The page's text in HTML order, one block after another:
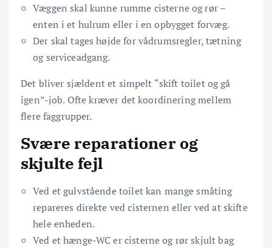
Væggen skal kunne rumme cisterne og rør –
enten i et hulrum eller i en opbygget forvæg.
Der skal tages højde for vådrumsregler, tætning
og serviceadgang.
Det bliver sjældent et simpelt “skift toilet og gå
igen”-job. Ofte kræver det koordinering mellem
flere faggrupper.
Svære reparationer og
skjulte fejl
Ved et gulvstående toilet kan mange småting
repareres direkte ved cisternen eller ved at skifte
hele enheden.
Ved et hænge-WC er cisterne og rør skjult bag